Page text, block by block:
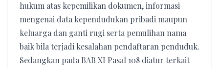
hukum atas kepemilikan dokumen, informasi
mengenai data kependudukan pribadi maupun
keluarga dan ganti rugi serta pemulihan nama
baik bila terjadi kesalahan pendaftaran penduduk.
Sedangkan pada BAB XI Pasal 108 diatur terkait